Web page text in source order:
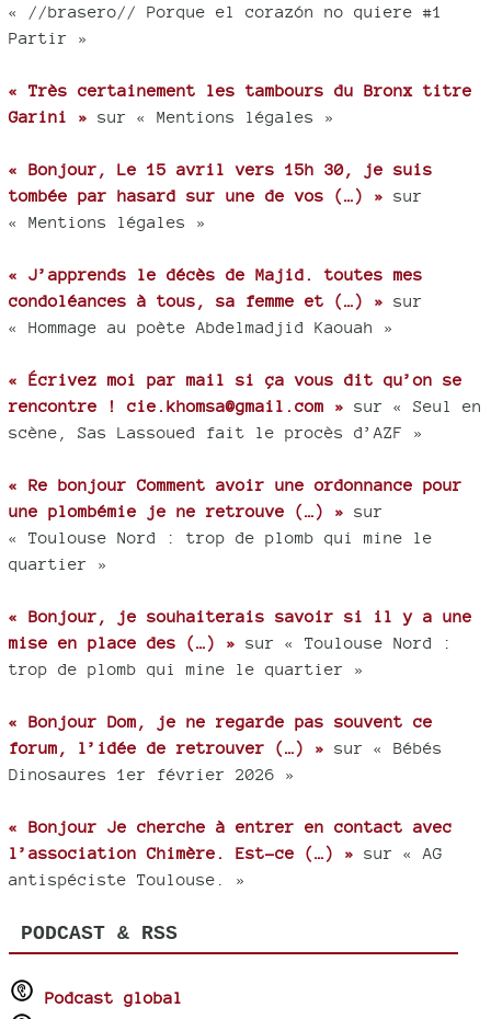
« //brasero// Porque el corazón no quiere #1
Partir »
« Très certainement les tambours du Bronx titre
Garini » sur « Mentions légales »
« Bonjour, Le 15 avril vers 15h 30, je suis
tombée par hasard sur une de vos (…) » sur
« Mentions légales »
« J’apprends le décès de Majid. toutes mes
condoléances à tous, sa femme et (…) » sur
« Hommage au poète Abdelmadjid Kaouah »
« Écrivez moi par mail si ça vous dit qu’on se
rencontre ! cie.khomsa@gmail.com » sur « Seul en
scène, Sas Lassoued fait le procès d’AZF »
« Re bonjour Comment avoir une ordonnance pour
une plombémie je ne retrouve (…) » sur
« Toulouse Nord : trop de plomb qui mine le
quartier »
« Bonjour, je souhaiterais savoir si il y a une
mise en place des (…) » sur « Toulouse Nord :
trop de plomb qui mine le quartier »
« Bonjour Dom, je ne regarde pas souvent ce
forum, l’idée de retrouver (…) » sur « Bébés
Dinosaures 1er février 2026 »
« Bonjour Je cherche à entrer en contact avec
l’association Chimère. Est-ce (…) » sur « AG
antispéciste Toulouse. »
PODCAST & RSS
Podcast global